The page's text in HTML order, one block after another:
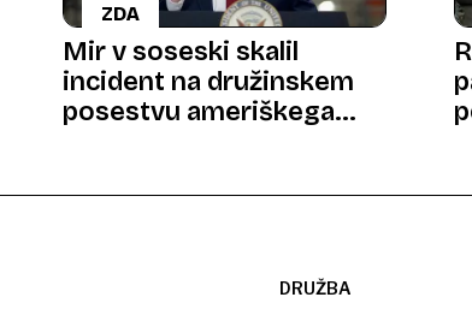
ZDA
Mir v soseski skalil
incident na družinskem
posestvu ameriškega
DRUŽBA